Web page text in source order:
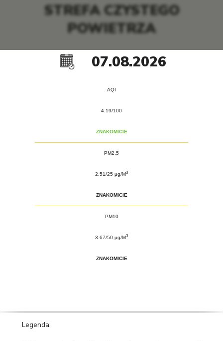
STREFA CZYSTEGO
POWIETRZA
07.08.2026
AQI
4.19/100
ZNAKOMICIE
PM2,5
2.51/25 μg/M3
ZNAKOMICIE
PM10
3.67/50 μg/M3
ZNAKOMICIE
Legenda: